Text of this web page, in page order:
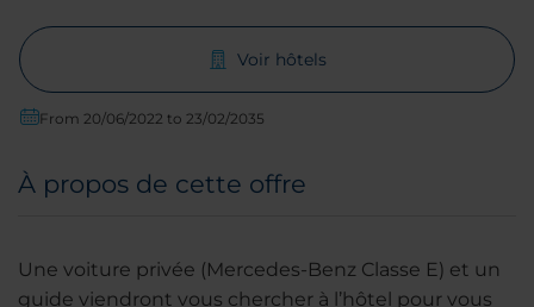
Voir hôtels
From 20/06/2022 to 23/02/2035
À propos de cette offre
Une voiture privée (Mercedes-Benz Classe E) et un
guide viendront vous chercher à l’hôtel pour vous